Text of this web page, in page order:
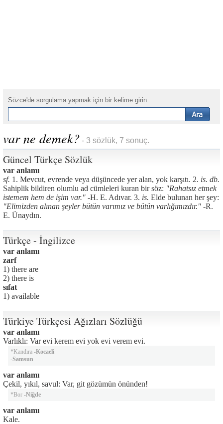
Sözce'de sorgulama yapmak için bir kelime girin
var ne demek? - 3 sözlük, 7 sonuç.
Güncel Türkçe Sözlük
var anlamı
sf. 1. Mevcut, evrende veya düşüncede yer alan, yok karşıtı. 2. is. db.
Sahiplik bildiren olumlu ad cümleleri kuran bir söz: "Rahatsız etmek
istemem hem de işim var." -H. E. Adıvar. 3. is. Elde bulunan her şey:
"Elimizden alınan şeyler bütün varımız ve bütün varlığımızdır." -R.
E. Ünaydın.
Türkçe - İngilizce
var anlamı
zarf
1) there are
2) there is
sıfat
1) available
Türkiye Türkçesi Ağızları Sözlüğü
var anlamı
Varlıklı: Var evi kerem evi yok evi verem evi.
*Kandıra -Kocaeli
-Samsun
var anlamı
Çekil, yıkıl, savul: Var, git gözümün önünden!
*Bor -Niğde
var anlamı
Kale.